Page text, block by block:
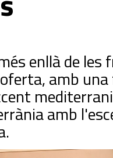
enllà de les
amb
amb